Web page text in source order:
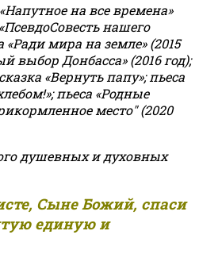
на все времена»
нашего
«Ради мира на земле» (2015
выбор Донбасса» (2016 год);
«Вернуть папу»; пьеса
;пьеса «Родные
место" (2020
душевных и духовных
Сыне Божий, спаси
единую и